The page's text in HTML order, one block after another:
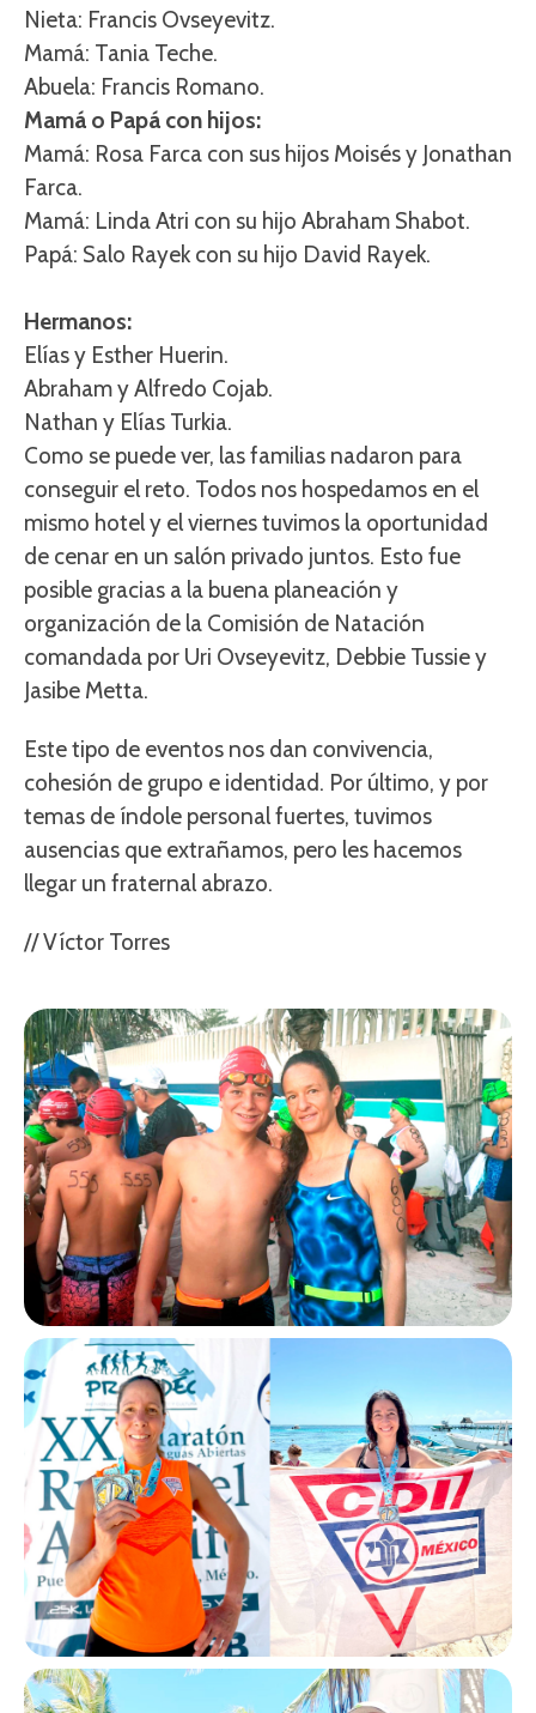
Nieta: Francis Ovseyevitz.
Mamá: Tania Teche.
Abuela: Francis Romano.
Mamá o Papá con hijos:
Mamá: Rosa Farca con sus hijos Moisés y Jonathan
Farca.
Mamá: Linda Atri con su hijo Abraham Shabot.
Papá: Salo Rayek con su hijo David Rayek.
Hermanos:
Elías y Esther Huerin.
Abraham y Alfredo Cojab.
Nathan y Elías Turkia.
Como se puede ver, las familias nadaron para
conseguir el reto. Todos nos hospedamos en el
mismo hotel y el viernes tuvimos la oportunidad
de cenar en un salón privado juntos. Esto fue
posible gracias a la buena planeación y
organización de la Comisión de Natación
comandada por Uri Ovseyevitz, Debbie Tussie y
Jasibe Metta.
Este tipo de eventos nos dan convivencia,
cohesión de grupo e identidad. Por último, y por
temas de índole personal fuertes, tuvimos
ausencias que extrañamos, pero les hacemos
llegar un fraternal abrazo.
// Víctor Torres